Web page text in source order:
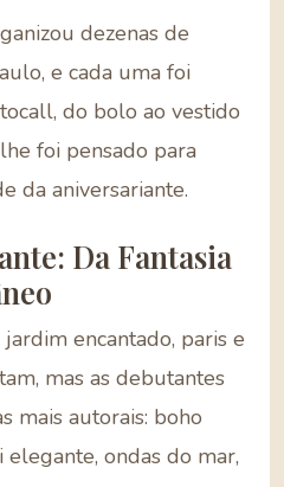
dezenas de
e cada uma foi
do bolo ao vestido
foi pensado para
da aniversariante.
Da Fantasia
encantado, paris e
mas as debutantes
mais autorais: boho
elegante, ondas do mar,